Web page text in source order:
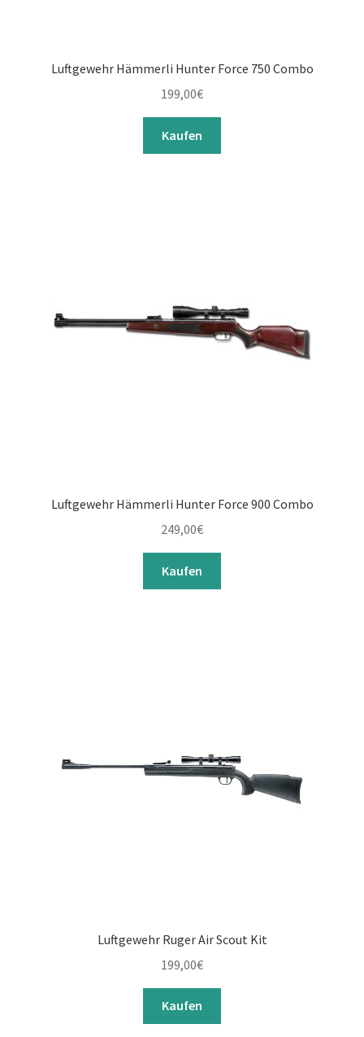
Luftgewehr Hämmerli Hunter Force 750 Combo
199,00€
Kaufen
Luftgewehr Hämmerli Hunter Force 900 Combo
249,00€
Kaufen
Luftgewehr Ruger Air Scout Kit
199,00€
Kaufen